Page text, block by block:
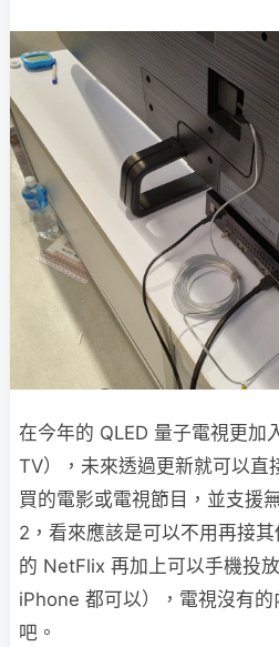
在今年的 QLED 量子電視更加
TV），未來透過更新就可以直
買的電影或電視節目，並支援
2，看來應該是可以不用再接
的 NetFlix 再加上可以手機投
iPhone 都可以），電視沒有
吧。